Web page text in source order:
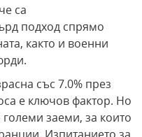
са
подход спрямо
както и военни
със 7.0% през
е ключов фактор. Но
заеми, за които